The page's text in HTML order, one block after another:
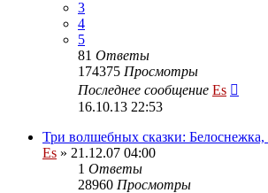
3
4
5
81 Ответы
174375 Просмотры
Последнее сообщение Es
16.10.13 22:53
Три волшебных сказки:
Es » 21.12.07 04:00
1 Ответы
28960 Просмотры